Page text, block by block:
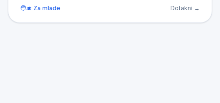
🧑‍🎓 Za mlade Dotakni →
da za isti iznos novca možemo kupiti manje nego prije.